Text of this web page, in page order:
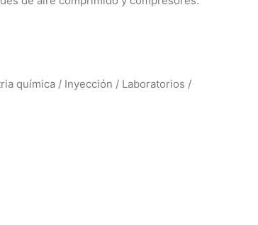
química / Inyección / Laboratorios /